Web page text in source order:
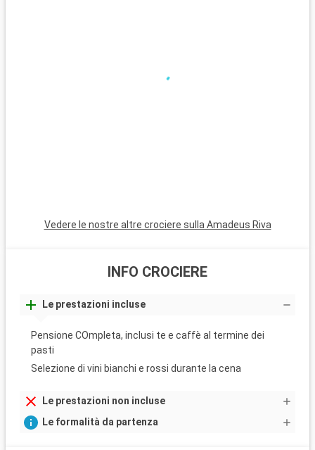
Vedere le nostre altre crociere sulla Amadeus Riva
INFO CROCIERE
Le prestazioni incluse
Pensione COmpleta, inclusi te e caffè al termine dei
pasti
Selezione di vini bianchi e rossi durante la cena
Le prestazioni non incluse
Le formalità da partenza